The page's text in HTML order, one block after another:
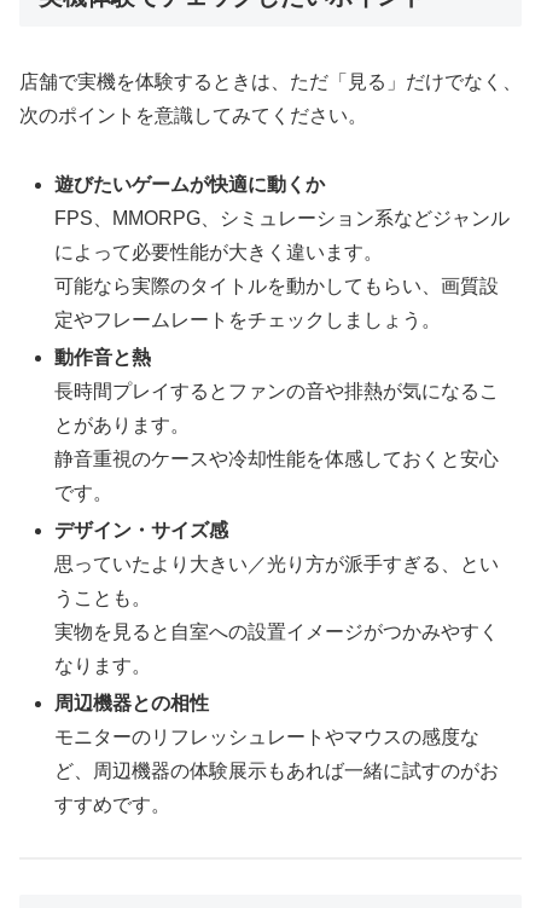
店舗で実機を体験するときは、ただ「見る」だけでなく、
次のポイントを意識してみてください。
遊びたいゲームが快適に動くか
FPS、MMORPG、シミュレーション系などジャンル
によって必要性能が大きく違います。
可能なら実際のタイトルを動かしてもらい、画質設
定やフレームレートをチェックしましょう。
動作音と熱
長時間プレイするとファンの音や排熱が気になるこ
とがあります。
静音重視のケースや冷却性能を体感しておくと安心
です。
デザイン・サイズ感
思っていたより大きい／光り方が派手すぎる、とい
うことも。
実物を見ると自室への設置イメージがつかみやすく
なります。
周辺機器との相性
モニターのリフレッシュレートやマウスの感度な
ど、周辺機器の体験展示もあれば一緒に試すのがお
すすめです。